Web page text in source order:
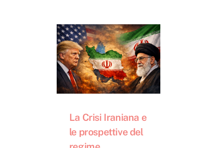
La Crisi Iraniana e
le prospettive del